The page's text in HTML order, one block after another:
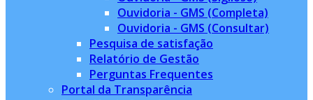
Ouvidoria - GMS (Completa)
Ouvidoria - GMS (Consultar)
Pesquisa de satisfação
Relatório de Gestão
Perguntas Frequentes
Portal da Transparência